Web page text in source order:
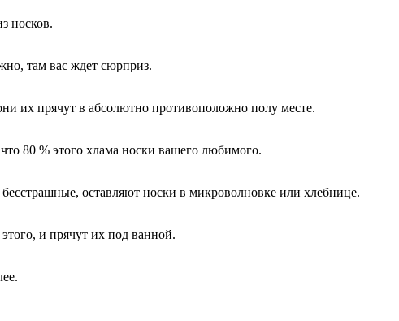
носков.
там вас ждет сюрприз.
их прячут в абсолютно противоположно полу месте.
80 % этого хлама носки вашего любимого.
оставляют носки в микроволновке или хлебнице.
и прячут их под ванной.